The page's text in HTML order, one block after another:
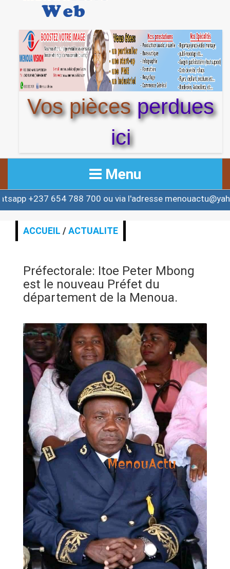
Vos piècesperdues
ici
Menu
ACCUEIL
ACTUALITE
ALERTE
ANNONCE
ART & CULTURE & TRADITION
ASSAINISSEMENT
BREAKING-NEWS
CAMEROUN
PLUS
788 700 ou via l'adresse menouactu@yahoo.com ou
ACCUEIL /ACTUALITE
Préfectorale: Itoe Peter Mbong
est le nouveau Préfet du
département de la Menoua.